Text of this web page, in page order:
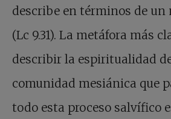
describe en términos de un
(Lc 9.31). La metáfora más
describir la espiritualidad
comunidad mesiánica que
todo esta proceso salvífico